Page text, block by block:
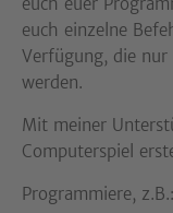
euch euer
euch einzelne
Verfügung, die
werden.
Mit meiner
Computerspiel
Programmiere, z.B.: